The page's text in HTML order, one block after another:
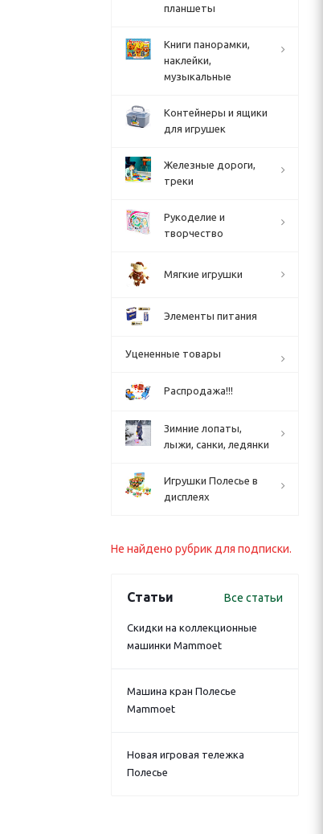
планшеты
Книги панорамки,
наклейки,
музыкальные
Контейнеры и ящики
для игрушек
Железные дороги,
треки
Рукоделие и
творчество
Мягкие игрушки
Элементы питания
Уцененные товары
Распродажа!!!
Зимние лопаты,
лыжи, санки, ледянки
Игрушки Полесье в
дисплеях
Не найдено рубрик для подписки.
Статьи Все статьи
Скидки на коллекционные
машинки Mammoet
Машина кран Полесье
Mammoet
Новая игровая тележка
Полесье